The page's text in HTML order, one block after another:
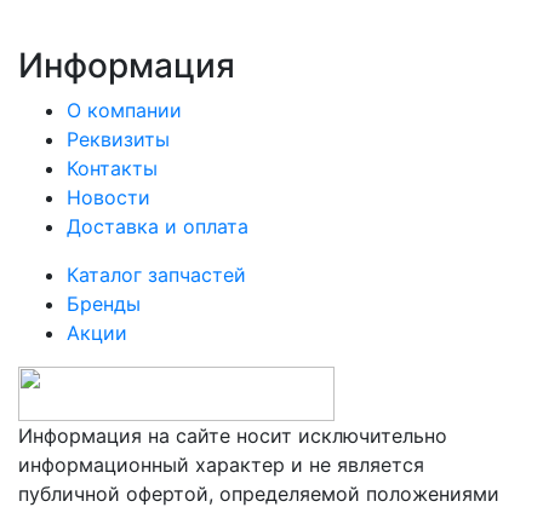
Информация на сайте носит исключительно
информационный характер и не является
публичной офертой, определяемой положениями
Информация
О компании
Реквизиты
Контакты
Новости
Доставка и оплата
Каталог запчастей
Бренды
Акции